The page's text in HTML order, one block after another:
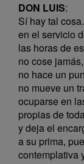
DON LUIS:
Sí hay tal
en el servicio
las horas de
no cose
no hace un
no mueve un
ocuparse en
propias de
y deja el
a su prima,
contemplativa